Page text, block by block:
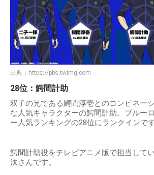
出典： https://pbs.twimg.com
28位：鰐間計助
双子の兄である鰐間淳壱とのコンビネー
な人気キャラクターの鰐間計助。ブルー
ー人気ランキングの28位にランクインです
鰐間計助役をテレビアニメ版で担当して
汰さんです。